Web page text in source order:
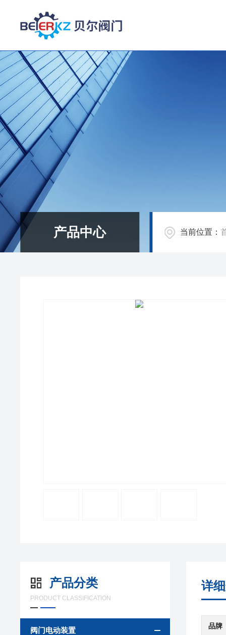
产品中心 当前位置：
产品分类
PRODUCT CLASSIFICATION
阀门电动装置
详
品牌